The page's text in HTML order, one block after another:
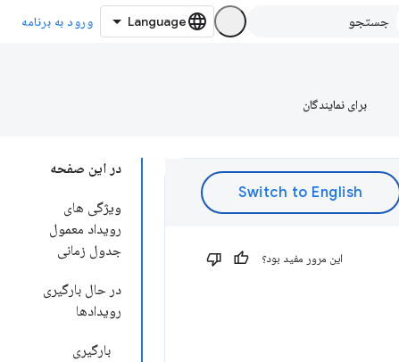
ورود به برنامه
برای نمایندگان
در این صفحه
ویژگی های
رویداد معمول
جدول زمانی
در حال بارگیری
رویدادها
بارگیری
این مرور مفید بود؟